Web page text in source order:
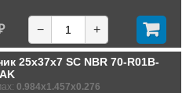
− +
25x37x7 SC NBR 70-R01B-
0.984x1.457x0.276